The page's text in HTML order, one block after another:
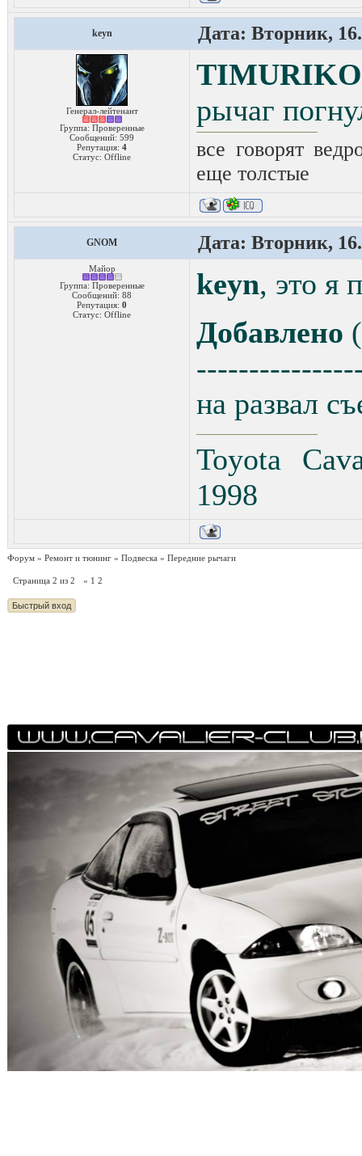
keyn Дата: Вторник,
Генерал-лейтенант
Группа: Проверенные
Сообщений: 599
Репутация: 4
Статус: Offline
TIMURIKO
рычаг
все говорят
еще толстые
GNOM Дата: Вторник,
Майор
Группа: Проверенные
Сообщений: 88
Репутация: 0
Статус: Offline
keyn, это я
Добавлено
на развал
Toyota
1998
Форум » Ремонт и тюнинг » Подвеска » Передние рычаги
Страница 2 из 2 « 1 2